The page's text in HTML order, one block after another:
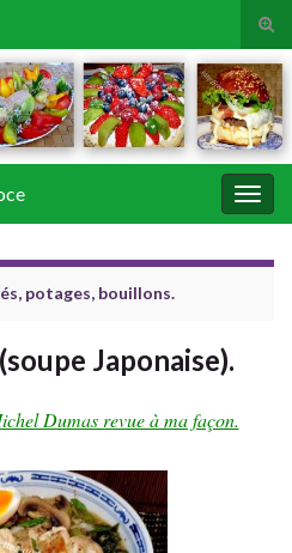
potages, bouillons.
Japonaise).
Dumas revue à ma façon.